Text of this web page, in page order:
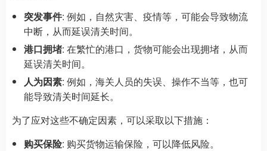
突发事件: 例如，自然灾害、疫情等，可能会导致物流
中断，从而延误清关时间。
港口拥堵: 在繁忙的港口，货物可能会出现拥堵，从而
延误清关时间。
人为因素: 例如，海关人员的失误、操作不当等，也可
能导致清关时间延长。
为了应对这些不确定因素，可以采取以下措施：
购买保险: 购买货物运输保险，可以降低风险。